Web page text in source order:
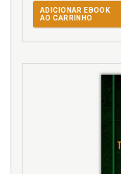
ADICIONAR EBOOK
AO CARRINHO